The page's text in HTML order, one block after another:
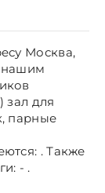
Москва,
нашим
зал для
парные
. Также
- .